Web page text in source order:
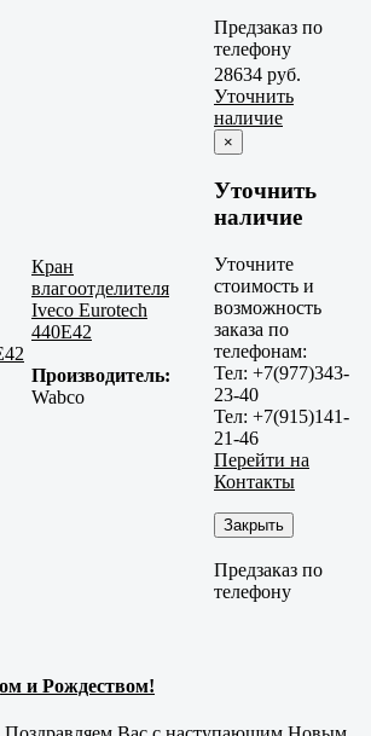
Предзаказ по
телефону
Кран
влагоотделителя
Iveco Eurotech
440E42
Производитель:
Wabco
28634 руб.
Уточнить
наличие
×
Уточнить
наличие
Уточните
стоимость и
возможность
заказа по
телефонам:
Тел: +7(977)343-
23-40
Тел: +7(915)141-
21-46
Перейти на
Контакты
Закрыть
Предзаказ по
телефону
и Рождеством!